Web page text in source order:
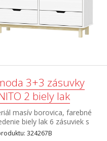
3+3 zásuvky
2 biely lak
masív borovica, farebné
biely lak 6 zásuviek s
pojazdmi
324267B